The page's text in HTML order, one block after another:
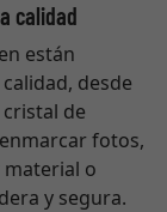
calidad
están
desde
de
fotos,
o
y segura.